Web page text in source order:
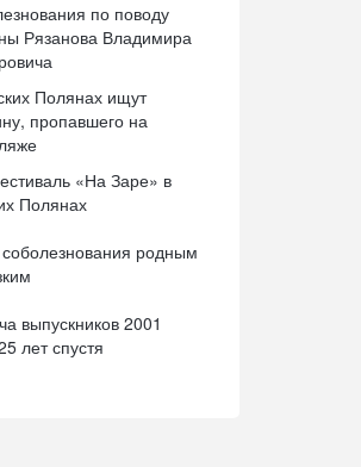
по поводу
Рязанова Владимира
Полянах ищут
пропавшего на
«На Заре» в
Полянах
родным
выпускников 2001
лет спустя